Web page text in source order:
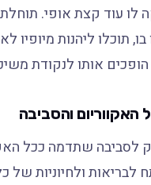
ליהנות מיופיו
אותו לנקודת
והסביבה
לסביבה שתדמה ככל
לבריאות ולחיוניות